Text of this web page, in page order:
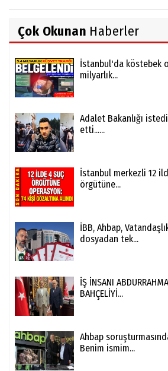
Çok Okunan Haberler
İstanbul'da köstebek
milyarlık...
Adalet Bakanlığı
etti......
İstanbul merkezli 12
örgütüne...
İBB, Ahbap,
dosyadan tek...
İŞ İNSANI
BAHÇELİYİ...
Ahbap
Benim ismim...